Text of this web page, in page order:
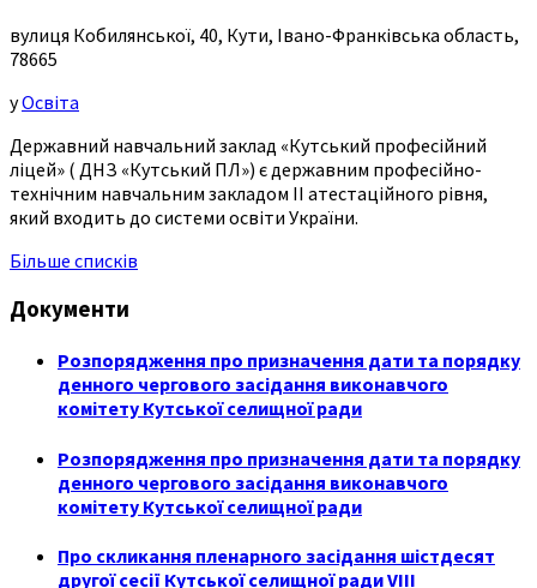
вулиця Кобилянської, 40, Кути, Івано-Франківська область,
78665
уОсвіта
Державний навчальний заклад «Кутський професійний
ліцей» ( ДНЗ «Кутський ПЛ») є державним професійно-
технічним навчальним закладом ІІ атестаційного рівня,
який входить до системи освіти України.
Більше списків
Документи
Розпорядження про призначення дати та порядку
денного чергового засідання виконавчого
комітету Кутської селищної ради
Розпорядження про призначення дати та порядку
денного чергового засідання виконавчого
комітету Кутської селищної ради
Про скликання пленарного засідання шістдесят
другої сесії Кутської селищної ради VIII